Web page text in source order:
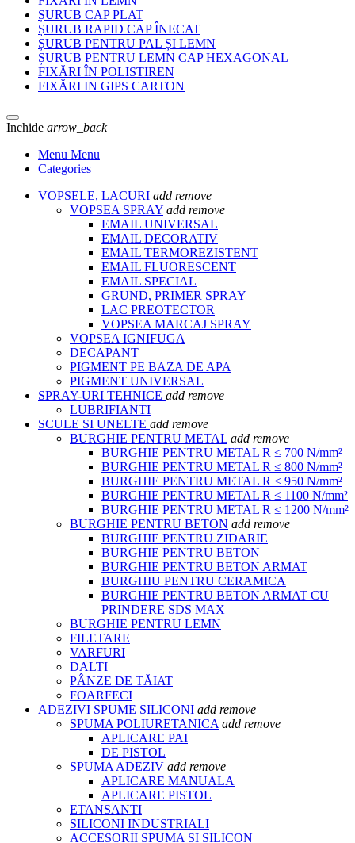
ȘURUB CAP PLAT
ȘURUB RAPID CAP ÎNECAT
ȘURUB PENTRU PAL ȘI LEMN
ȘURUB PENTRU LEMN CAP HEXAGONAL
FIXĂRI ÎN POLISTIREN
FIXĂRI IN GIPS CARTON
Inchide arrow_back
Menu Menu
Categories
VOPSELE, LACURI add remove
VOPSEA SPRAY add remove
EMAIL UNIVERSAL
EMAIL DECORATIV
EMAIL TERMOREZISTENT
EMAIL FLUORESCENT
EMAIL SPECIAL
GRUND, PRIMER SPRAY
LAC PREOTECTOR
VOPSEA MARCAJ SPRAY
VOPSEA IGNIFUGA
DECAPANT
PIGMENT PE BAZA DE APA
PIGMENT UNIVERSAL
SPRAY-URI TEHNICE add remove
LUBRIFIANTI
SCULE SI UNELTE add remove
BURGHIE PENTRU METAL add remove
BURGHIE PENTRU METAL R ≤ 700 N/mm²
BURGHIE PENTRU METAL R ≤ 800 N/mm²
BURGHIE PENTRU METAL R ≤ 950 N/mm²
BURGHIE PENTRU METAL R ≤ 1100 N/mm²
BURGHIE PENTRU METAL R ≤ 1200 N/mm²
BURGHIE PENTRU BETON add remove
BURGHIE PENTRU ZIDARIE
BURGHIE PENTRU BETON
BURGHIE PENTRU BETON ARMAT
BURGHIU PENTRU CERAMICA
BURGHIE PENTRU BETON ARMAT CU
PRINDERE SDS MAX
BURGHIE PENTRU LEMN
FILETARE
VARFURI
DALTI
PÂNZE DE TĂIAT
FOARFECI
ADEZIVI SPUME SILICONI add remove
SPUMA POLIURETANICA add remove
APLICARE PAI
DE PISTOL
SPUMA ADEZIV add remove
APLICARE MANUALA
APLICARE PISTOL
ETANSANTI
SILICONI INDUSTRIALI
ACCESORII SPUMA SI SILICON